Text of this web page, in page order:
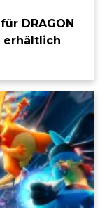
DRAGON
erhältlich